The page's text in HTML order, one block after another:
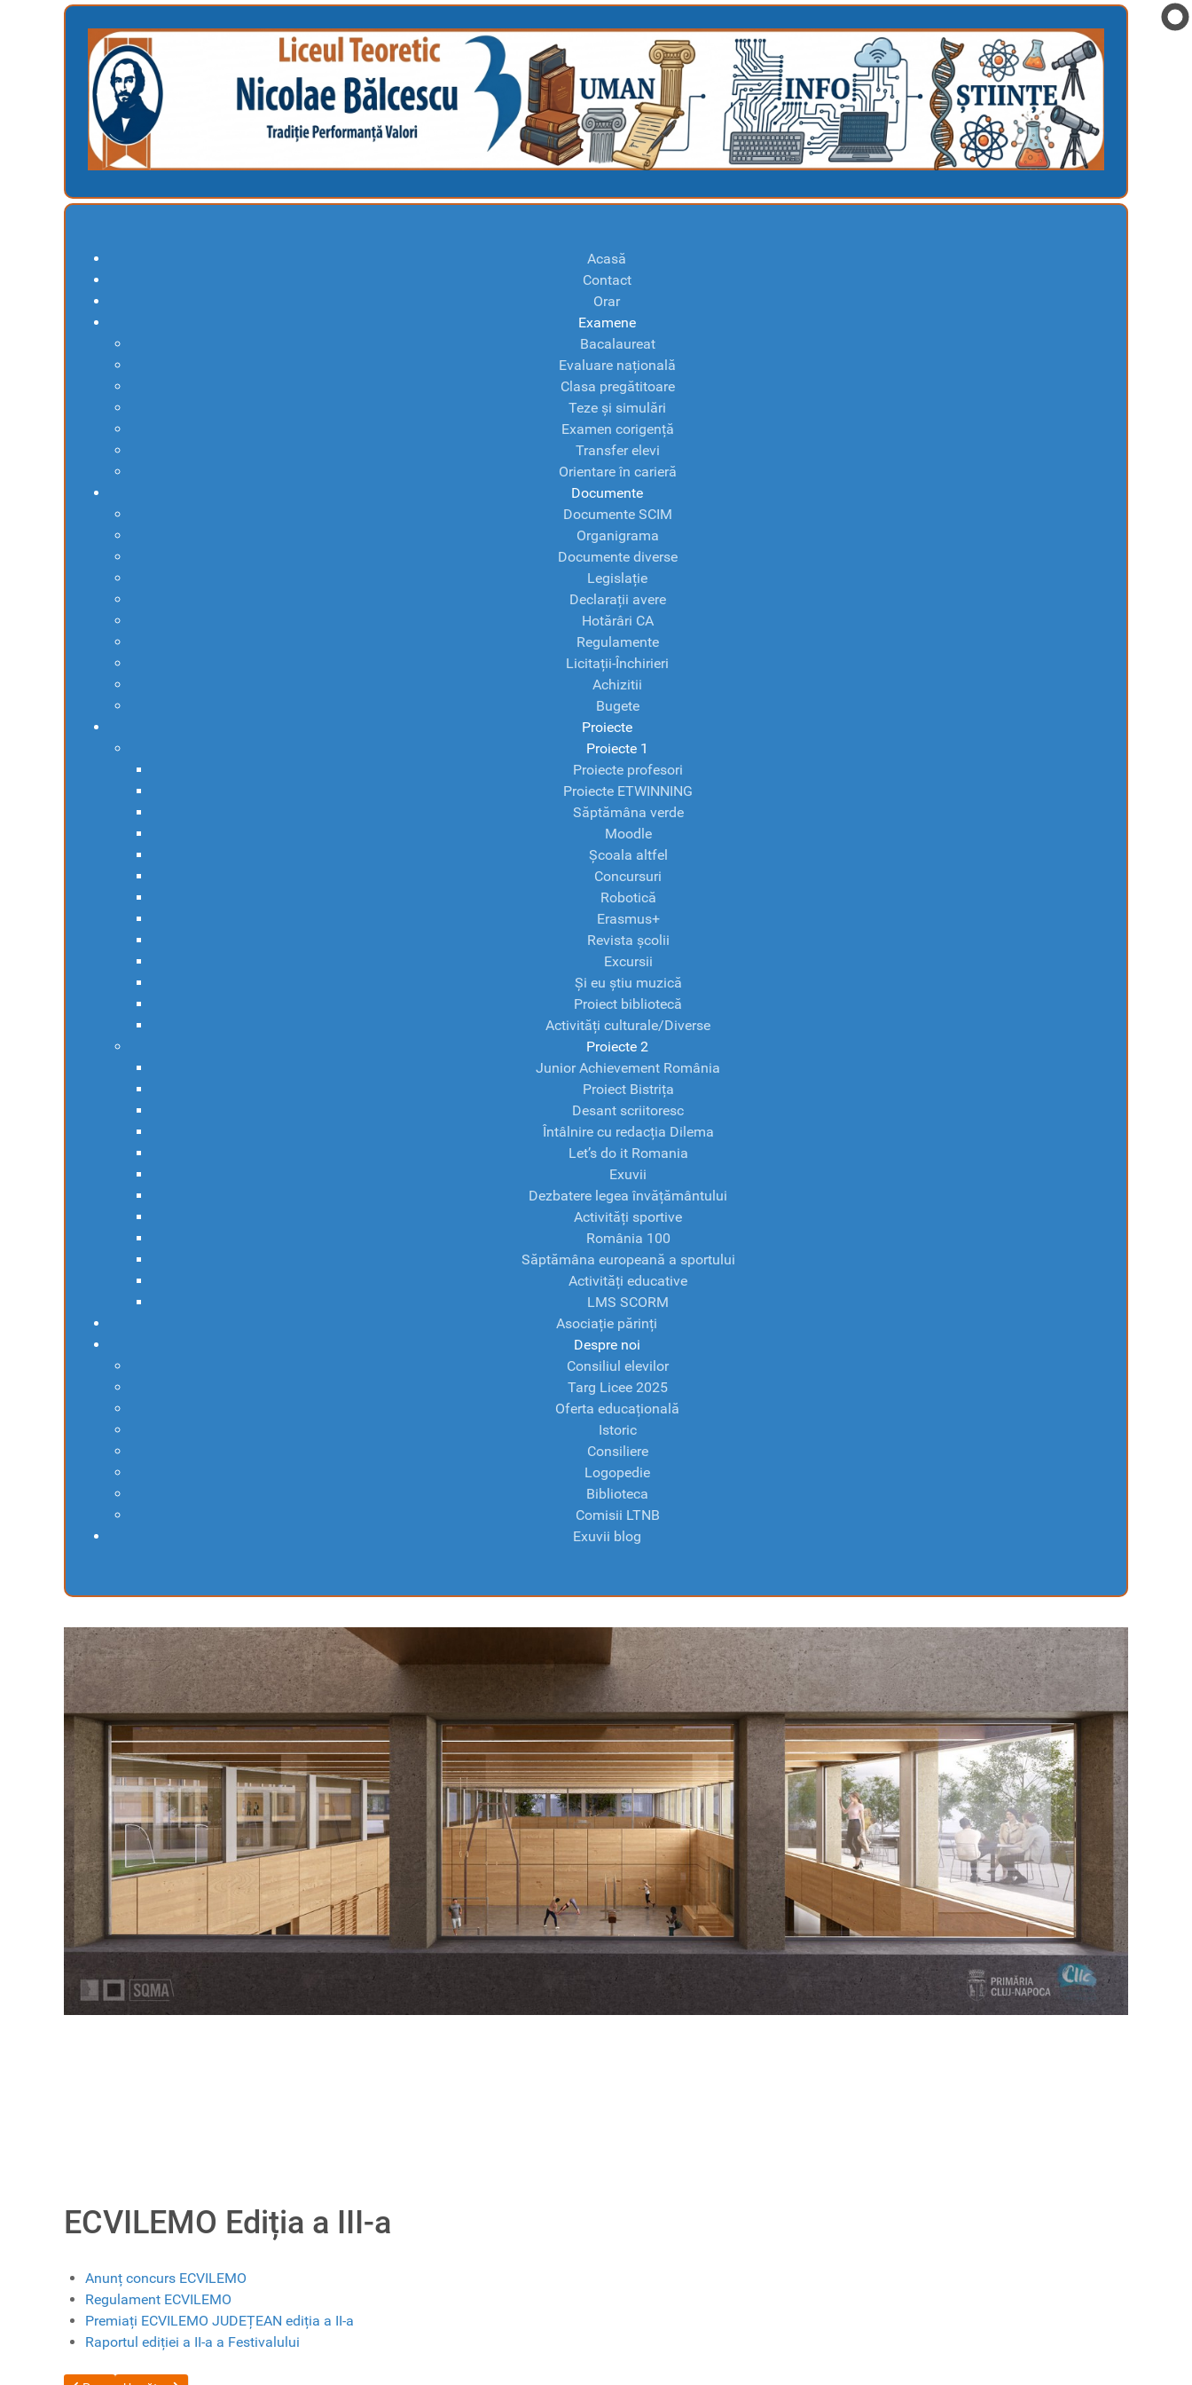
Acasă
Contact
Orar
Examene
Bacalaureat
Evaluare națională
Clasa pregătitoare
Teze și simulări
Examen corigență
Transfer elevi
Orientare în carieră
Documente
Documente SCIM
Organigrama
Documente diverse
Legislație
Declarații avere
Hotărâri CA
Regulamente
Licitații-Închirieri
Achizitii
Bugete
Proiecte
Proiecte 1
Proiecte profesori
Proiecte ETWINNING
Săptămâna verde
Moodle
Școala altfel
Concursuri
Robotică
Erasmus+
Revista școlii
Excursii
Și eu știu muzică
Proiect bibliotecă
Activități culturale/Diverse
Proiecte 2
Junior Achievement România
Proiect Bistrița
Desant scriitoresc
Întâlnire cu redacția Dilema
Let’s do it Romania
Exuvii
Dezbatere legea învățământului
Activități sportive
România 100
Săptămâna europeană a sportului
Activități educative
LMS SCORM
Asociație părinți
Despre noi
Consiliul elevilor
Targ Licee 2025
Oferta educațională
Istoric
Consiliere
Logopedie
Biblioteca
Comisii LTNB
Exuvii blog
ECVILEMO Ediția a III-a
Anunț concurs ECVILEMO
Regulament ECVILEMO
Premiați ECVILEMO JUDEȚEAN ediția a II-a
Raportul ediției a II-a a Festivalului